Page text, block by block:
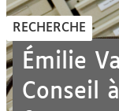
RECHERCHE
Émilie
Conseil